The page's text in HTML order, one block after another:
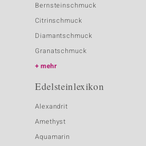
Bernsteinschmuck
Citrinschmuck
Diamantschmuck
Granatschmuck
mehr
Edelsteinlexikon
Alexandrit
Amethyst
Aquamarin